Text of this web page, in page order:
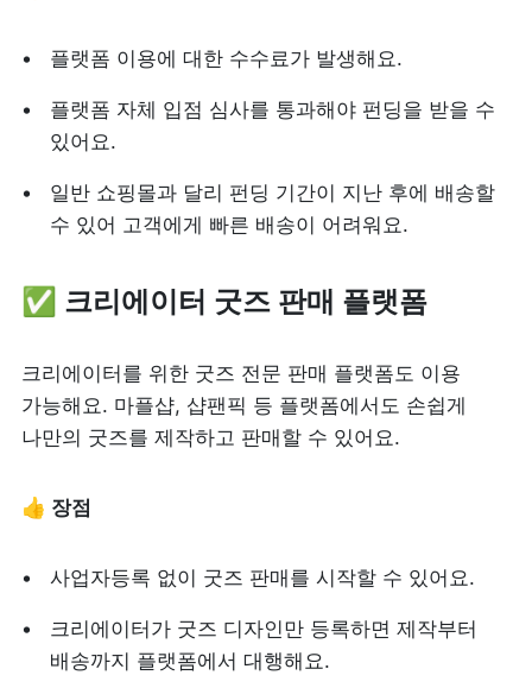
플랫폼 이용에 대한 수수료가 발생해요.
플랫폼 자체 입점 심사를 통과해야 펀딩을 받을 수
있어요.
일반 쇼핑몰과 달리 펀딩 기간이 지난 후에 배송할
수 있어 고객에게 빠른 배송이 어려워요.
✅ 크리에이터 굿즈 판매 플랫폼
크리에이터를 위한 굿즈 전문 판매 플랫폼도 이용
가능해요. 마플샵, 샵팬픽 등 플랫폼에서도 손쉽게
나만의 굿즈를 제작하고 판매할 수 있어요.
👍 장점
사업자등록 없이 굿즈 판매를 시작할 수 있어요.
크리에이터가 굿즈 디자인만 등록하면 제작부터
배송까지 플랫폼에서 대행해요.